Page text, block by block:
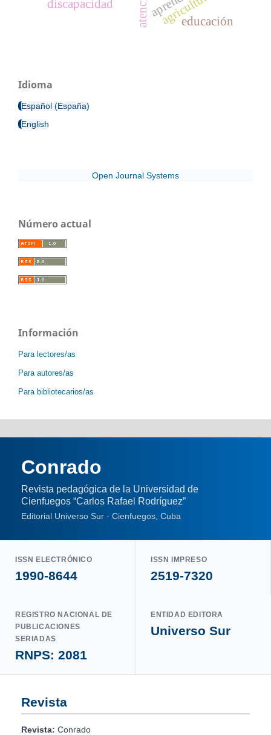
discapacidad
educación
Idioma
Español (España)
English
Open Journal Systems
Número actual
Información
Para lectores/as
Para autores/as
Para bibliotecarios/as
Conrado
Revista pedagógica de la Universidad de
Cienfuegos “Carlos Rafael Rodríguez”
Editorial Universo Sur · Cienfuegos, Cuba
ISSN ELECTRÓNICO
1990-8644
ISSN IMPRESO
2519-7320
REGISTRO NACIONAL DE
PUBLICACIONES
SERIADAS
RNPS: 2081
ENTIDAD EDITORA
Universo Sur
Revista
Revista: Conrado